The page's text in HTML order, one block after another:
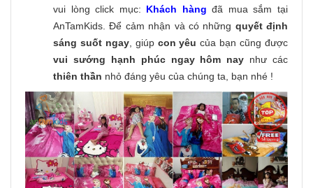
vui lòng click mục: Khách hàng đã mua sắm tại
AnTamKids. Để cảm nhận và có những quyết định
sáng suốt ngay, giúp con yêu của bạn cũng được
vui sướng hạnh phúc ngay hôm nay như các
thiên thần nhỏ đáng yêu của chúng ta, bạn nhé !